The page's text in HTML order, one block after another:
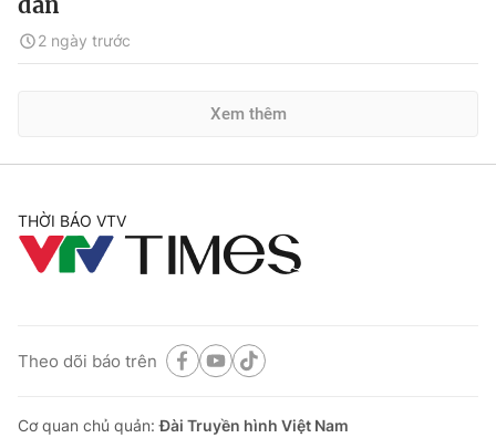
2 ngày trước
Xem thêm
THỜI BÁO VTV
Theo dõi báo trên
Cơ quan chủ quản:Đài Truyền hình Việt Nam